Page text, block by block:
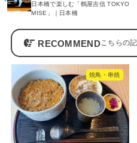
日本橋で楽しむ「鶴屋吉信 TOKYO
MISE」｜日本橋
RECOMMEND
焼鳥・串焼